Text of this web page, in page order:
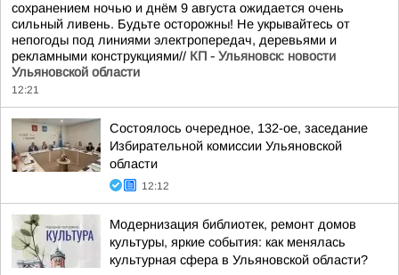
сохранением ночью и днём 9 августа ожидается очень
сильный ливень. Будьте осторожны! Не укрывайтесь от
непогоды под линиями электропередач, деревьями и
рекламными конструкциями// КП - Ульяновск: новости
Ульяновской области
12:21
Состоялось очередное, 132-ое, заседание
Избирательной комиссии Ульяновской
области
12:12
Модернизация библиотек, ремонт домов
культуры, яркие события: как менялась
культурная сфера в Ульяновской области?